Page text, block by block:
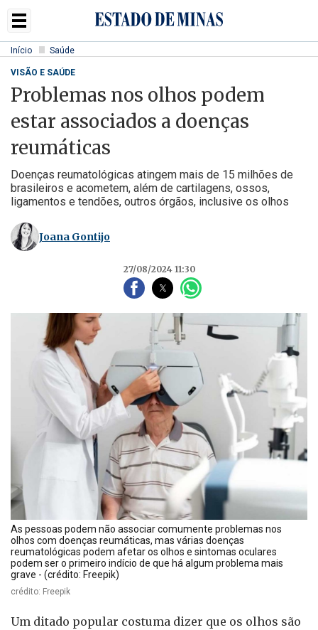
Início Saúde
VISÃO E SAÚDE
Problemas nos olhos podem
estar associados a doenças
reumáticas
Doenças reumatológicas atingem mais de 15 milhões de
brasileiros e acometem, além de cartilagens, ossos,
ligamentos e tendões, outros órgãos, inclusive os olhos
Joana Gontijo
27/08/2024 11:30
As pessoas podem não associar comumente problemas nos
olhos com doenças reumáticas, mas várias doenças
reumatológicas podem afetar os olhos e sintomas oculares
podem ser o primeiro indício de que há algum problema mais
grave - (crédito: Freepik)
crédito: Freepik
Um ditado popular costuma dizer que os olhos são